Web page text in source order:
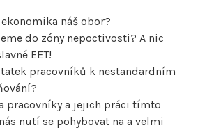
náš obor?
do zóny nepoctivosti? A nic
EET!
pracovníků k nestandardním
pracovníky a jejich práci tímto
nutí se pohybovat na a velmi